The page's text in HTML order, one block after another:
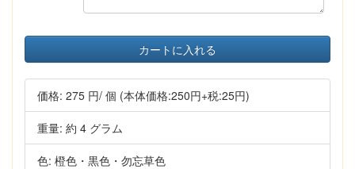
カートに入れる
価格: 275 円/ 個 (本体価格:250円+税:25円)
重量: 約 4 グラム
色: 橙色・黒色・勿忘草色